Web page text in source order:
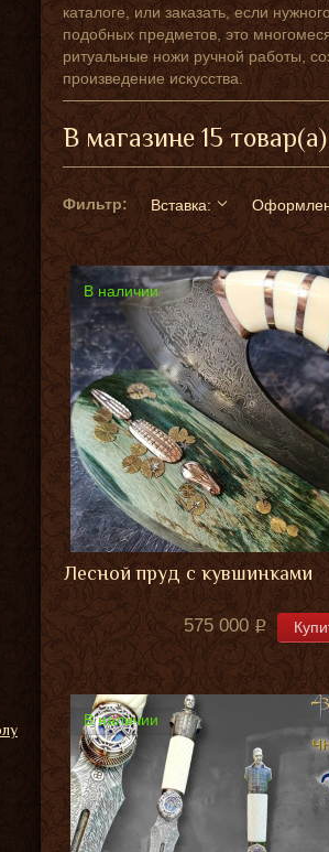
каталоге, или заказать, если
подобных предметов, это
ритуальные ножи ручной работы,
произведение искусства.
В магазине 15 товар(а)
Фильтр: Вставка:
В наличии
Лесной пруд с кувшинками
575 000
В наличии